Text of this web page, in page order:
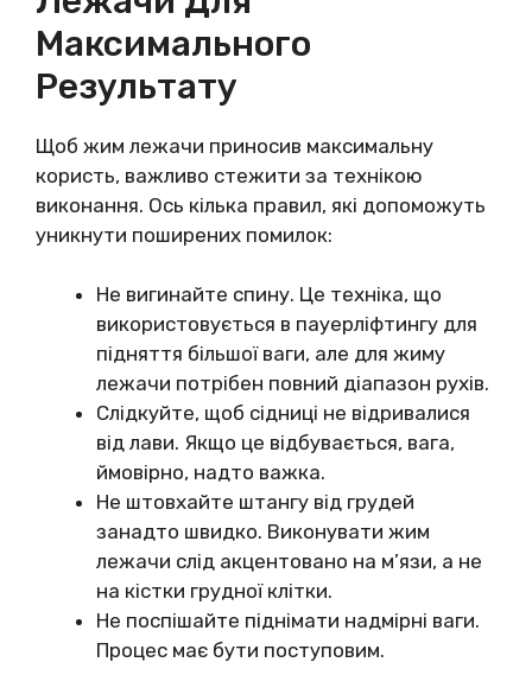
Максимального
Результату
Щоб жим лежачи приносив максимальну
користь, важливо стежити за технікою
виконання. Ось кілька правил, які допоможуть
уникнути поширених помилок:
Не вигинайте спину. Це техніка, що
використовується в пауерліфтингу для
підняття більшої ваги, але для жиму
лежачи потрібен повний діапазон рухів.
Слідкуйте, щоб сідниці не відривалися
від лави. Якщо це відбувається, вага,
ймовірно, надто важка.
Не штовхайте штангу від грудей
занадто швидко. Виконувати жим
лежачи слід акцентовано на м’язи, а не
на кістки грудної клітки.
Не поспішайте піднімати надмірні ваги.
Процес має бути поступовим.